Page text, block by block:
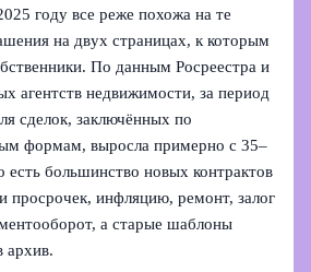
году все реже похожа на те
на двух страницах, к которым
По данным Росреестра и
агентств недвижимости, за период
сделок, заключённых по
формам, выросла примерно с 35–
большинство новых контрактов
просрочек, инфляцию, ремонт, залог
а старые шаблоны
архив.